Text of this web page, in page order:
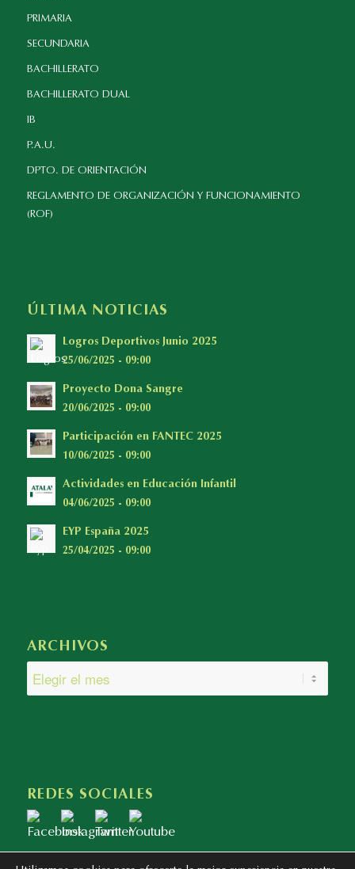
PRIMARIA
SECUNDARIA
BACHILLERATO
BACHILLERATO DUAL
IB
P.A.U.
DPTO. DE ORIENTACIÓN
REGLAMENTO DE ORGANIZACIÓN Y FUNCIONAMIENTO
(ROF)
ÚLTIMA NOTICIAS
Logros Deportivos Junio 2025
25/06/2025 - 09:00
Proyecto Dona Sangre
20/06/2025 - 09:00
Participación en FANTEC 2025
10/06/2025 - 09:00
Actividades en Educación Infantil
04/06/2025 - 09:00
EYP España 2025
25/04/2025 - 09:00
ARCHIVOS
REDES SOCIALES